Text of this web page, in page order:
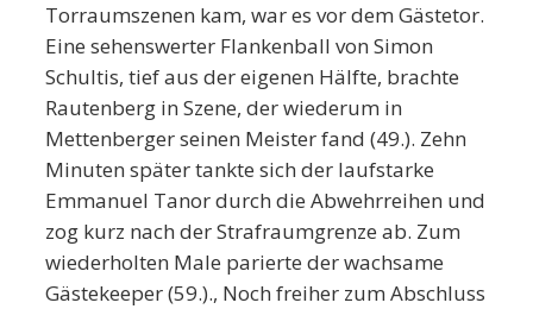
Torraumszenen kam, war es vor dem Gästetor.
Eine sehenswerter Flankenball von Simon
Schultis, tief aus der eigenen Hälfte, brachte
Rautenberg in Szene, der wiederum in
Mettenberger seinen Meister fand (49.). Zehn
Minuten später tankte sich der laufstarke
Emmanuel Tanor durch die Abwehrreihen und
zog kurz nach der Strafraumgrenze ab. Zum
wiederholten Male parierte der wachsame
Gästekeeper (59.)., Noch freiher zum Abschluss